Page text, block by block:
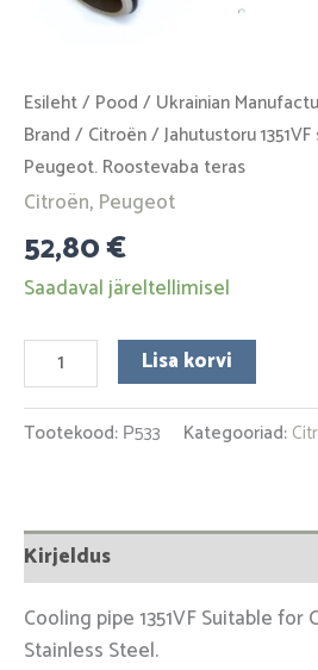
Esileht/ Pood / Ukrainian
Brand / Citroën/ Jahutustoru
Peugeot. Roostevaba teras
Citroën, Peugeot
52,80€
Saadaval järeltellimisel
Lisa korvi
Tootekood: Р533 Kategooriad:
Kirjeldus
Cooling pipe 1351VF Suitable for
Stainless Steel.